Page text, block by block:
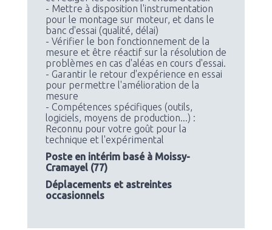
- Mettre à disposition l'instrumentation
pour le montage sur moteur, et dans le
banc d'essai (qualité, délai)
- Vérifier le bon fonctionnement de la
mesure et être réactif sur la résolution de
problèmes en cas d'aléas en cours d'essai.
- Garantir le retour d'expérience en essai
pour permettre l'amélioration de la
mesure
- Compétences spécifiques (outils,
logiciels, moyens de production...) :
Reconnu pour votre goût pour la
technique et l'expérimental
Poste en intérim basé à Moissy-
Cramayel (77)
Déplacements et astreintes
occasionnels